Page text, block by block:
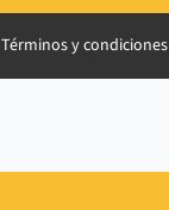
Términos y condiciones